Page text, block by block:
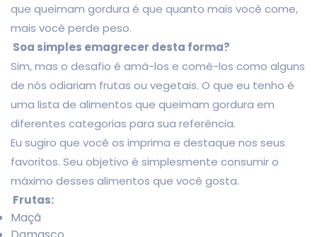
que queimam gordura é que quanto mais você come,
mais você perde peso.
Soa simples emagrecer desta forma?
Sim, mas o desafio é amá-los e comê-los como alguns
de nós odiariam frutas ou vegetais. O que eu tenho é
uma lista de alimentos que queimam gordura em
diferentes categorias para sua referência.
Eu sugiro que você os imprima e destaque nos seus
favoritos. Seu objetivo é simplesmente consumir o
máximo desses alimentos que você gosta.
Frutas:
Maçã